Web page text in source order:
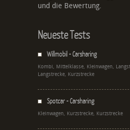
und die Bewertung.
Neueste Tests
Willmobil - Carsharing
Kombi, Mittelklasse, Kleinwagen,
Langstrecke, Kurzstrecke
Spotcar - Carsharing
Kleinwagen, Kurzstrecke, Kurzstrecke